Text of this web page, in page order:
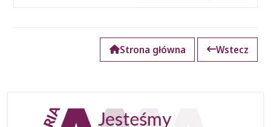
Strona główna Wstecz